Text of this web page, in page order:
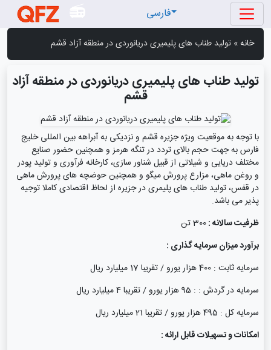
فارسی
خانه» تولید طناب های پلیمیری دریانوردی در منطقه آزاد قشم
تولید طناب های پلیمیری دریانوردی در منطقه آزاد
قشم
با توجه به موقعیت ویژه جزیره قشم و نزدیکی به آبراهه بین المللی خلیج
فارس به جهت حجم بالای تردد در تنگه هرمز و همچنین حضور صنایع
مختلف دریایی و شیلاتی از قبیل شناور سازی، کارخانه فرآوری و تولید پودر
و روغن ماهی، مزارع پرورش میگو و همچنین حوضچه های پرورش ماهی
در قفس، تولید طناب های پلیمری در جزیره از لحاظ اقتصادی کاملا توجیه
پذیر می باشد.
ظرفیت سالانه :300 تن
برآورد میزان سرمایه گذاری :
سرمایه ثابت : 400 هزار یورو / تقریبا 17 میلیارد ریال
سرمایه در گردش : : 95 هزار یورو / تقریبا 4 میلیارد ریال
سرمایه کل : 495 هزار یورو / تقریبا 21 میلیارد ریال
امکانات و تسهیلات قابل ارائه :